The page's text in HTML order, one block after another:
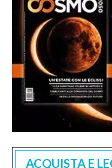
ACQUISTA E